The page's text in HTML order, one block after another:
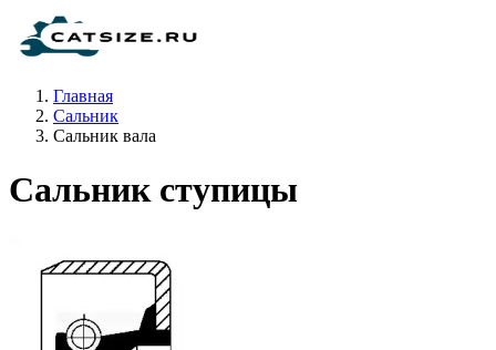
Главная
Сальник
Сальник вала
Сальник ступицы